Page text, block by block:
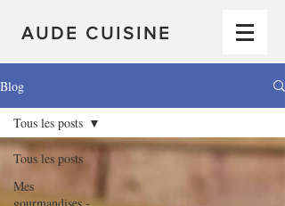
AUDE CUISINE
Blog
Tous les posts
Mes
Tous les posts